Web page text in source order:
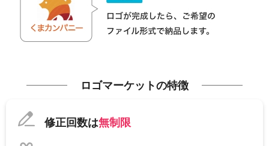
ロゴマーケットの特徴
修正回数は無制限